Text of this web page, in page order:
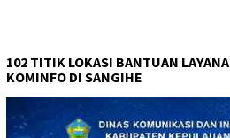
102 TITIK LOKASI BANTUAN
KOMINFO DI SANGIHE